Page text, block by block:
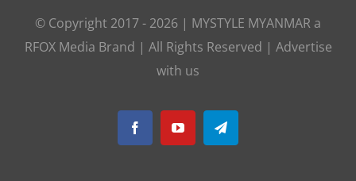
© Copyright 2017 - 2026 | MYSTYLE MYANMAR a
RFOX Media Brand | All Rights Reserved | Advertise
with us
FacebookYouTubeTelegram